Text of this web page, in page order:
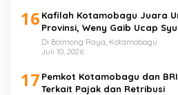
16 Kafilah Kotamobagu Juara
Provinsi, Weny Gaib Ucap
Di Bolmong Raya, Kotamobagu
Juli 10, 2026
17 Pemkot Kotamobagu dan
Terkait Pajak dan Retribusi